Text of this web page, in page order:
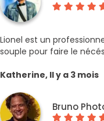
Lionel est un
souple pour faire le
Katherine, Il y a 3 mois
Bruno